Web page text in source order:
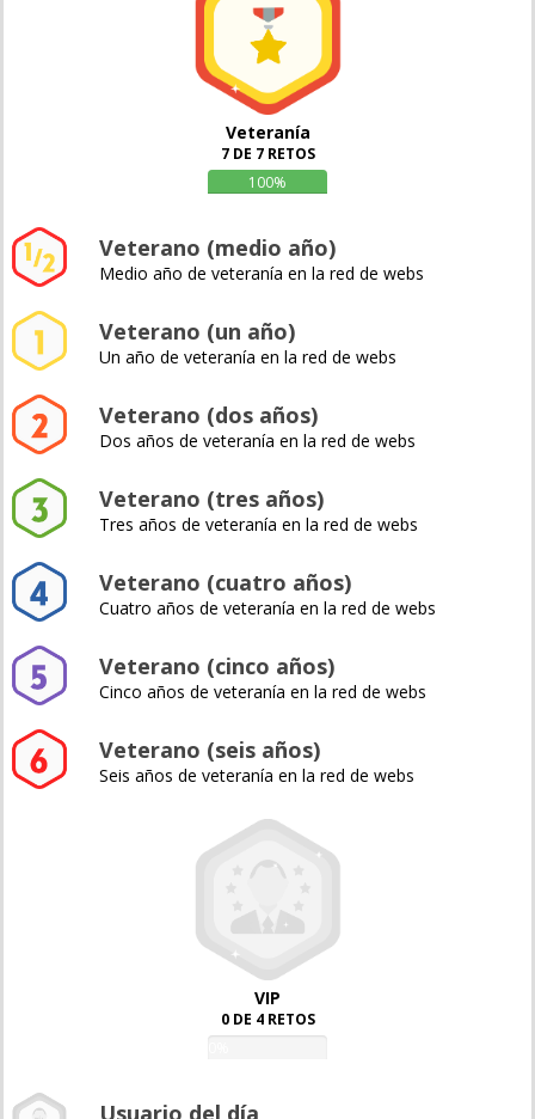
Veteranía
7 DE 7 RETOS
100%
Veterano (medio año)
Medio año de veteranía en la red de webs
Veterano (un año)
Un año de veteranía en la red de webs
Veterano (dos años)
Dos años de veteranía en la red de webs
Veterano (tres años)
Tres años de veteranía en la red de webs
Veterano (cuatro años)
Cuatro años de veteranía en la red de webs
Veterano (cinco años)
Cinco años de veteranía en la red de webs
Veterano (seis años)
Seis años de veteranía en la red de webs
VIP
0 DE 4 RETOS
Usuario del día